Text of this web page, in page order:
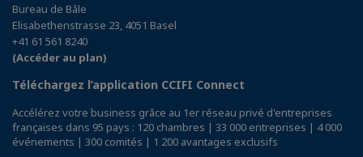
Bureau de Bâle
Elisabethenstrasse 23, 4051 Basel
+41 61 561 8240
(Accéder au plan)
Téléchargez l’application CCIFI Connect
Accélérez votre business grâce au 1er réseau privé d'entreprises
françaises dans 95 pays : 120 chambres | 33 000 entreprises | 4 000
événements | 300 comités | 1 200 avantages exclusifs